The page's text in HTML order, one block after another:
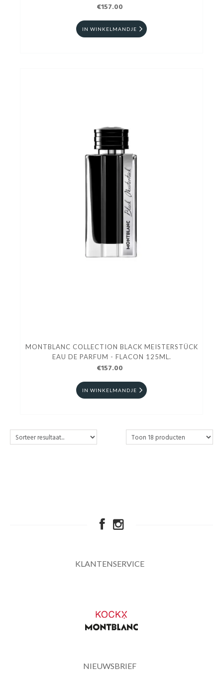
€157.00
IN WINKELMANDJE
MONTBLANC COLLECTION BLACK MEISTERSTÜCK
EAU DE PARFUM - FLACON 125ML.
€157.00
IN WINKELMANDJE
KLANTENSERVICE
NIEUWSBRIEF